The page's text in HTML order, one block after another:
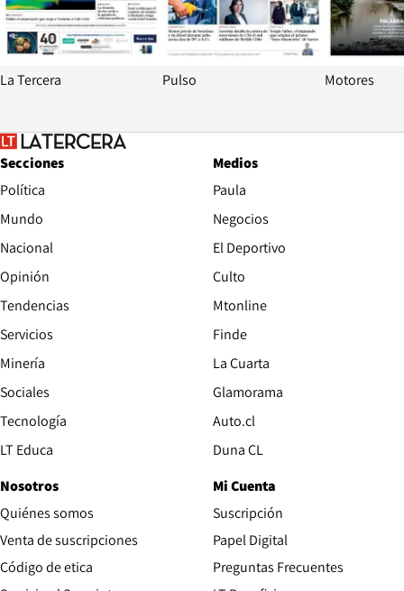
La Tercera Pulso Motores
Secciones
Política
Mundo
Nacional
Opinión
Tendencias
Servicios
Minería
Sociales
Tecnología
LT Educa
Medios
Paula
Negocios
El Deportivo
Culto
Mtonline
Finde
La Cuarta
Glamorama
Auto.clOpens in new window
Duna CLOpens in new window
Nosotros
Quiénes somos
Venta de suscripciones
Código de etica Opens in new window
Mi Cuenta
Suscripción
Papel DigitalOpens in new
Preguntas Frecuentes